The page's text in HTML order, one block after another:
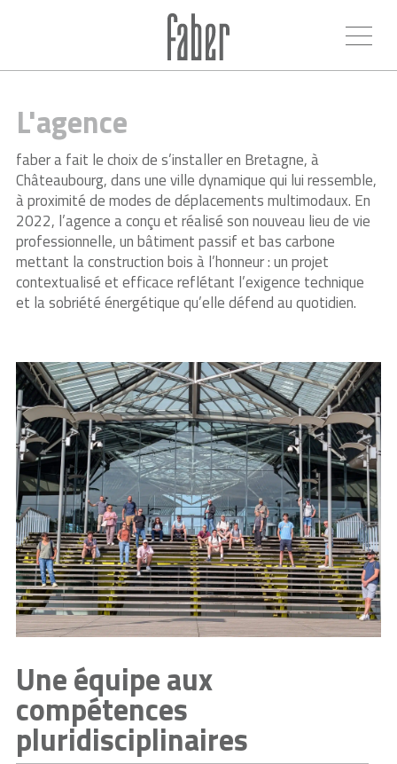
L'agence
faber a fait le choix de s’installer en Bretagne, à
Châteaubourg, dans une ville dynamique qui lui ressemble,
à proximité de modes de déplacements multimodaux. En
2022, l’agence a conçu et réalisé son nouveau lieu de vie
professionnelle, un bâtiment passif et bas carbone
mettant la construction bois à l’honneur : un projet
contextualisé et efficace reflétant l’exigence technique
et la sobriété énergétique qu’elle défend au quotidien.
Une équipe aux
compétences
pluridisciplinaires